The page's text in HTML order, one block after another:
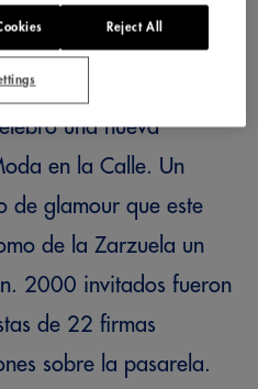
una nueva
en la Calle. Un
de glamour que este
de la Zarzuela un
2000 invitados fueron
de 22 firmas
sobre la pasarela.
Reject All